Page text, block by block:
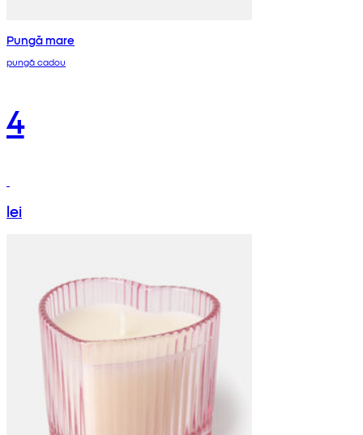
Pungă mare
pungă cadou
4
lei